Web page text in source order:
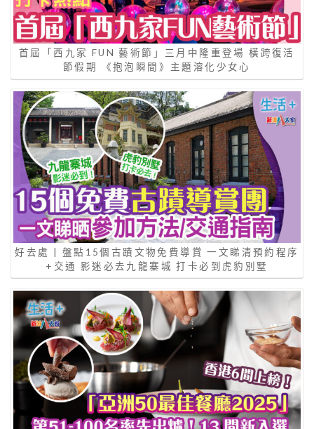
首屆「西九家 FUN 藝術節」三月中隆重登場 橫跨復活
節假期 《抱泡瞬間》主題溶化少女心
好去處 | 盤點15個古蹟文物免費導賞 一文睇清預約程序
+交通 影迷必去九龍寨城 打卡必到虎豹別墅